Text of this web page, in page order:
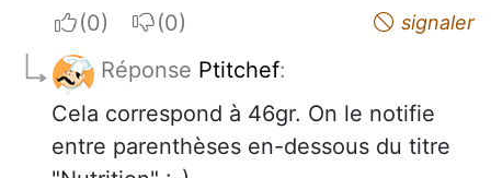
I apreciateI do not appreciate signaler
Réponse Ptitchef:
Cela correspond à 46gr. On le notifie
entre parenthèses en-dessous du titre